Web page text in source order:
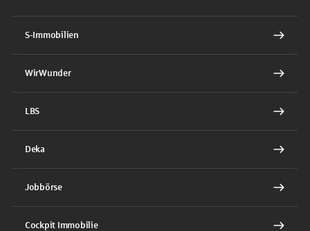
S-Immobilien
WirWunder
LBS
Deka
Jobbörse
Cockpit Immobilie